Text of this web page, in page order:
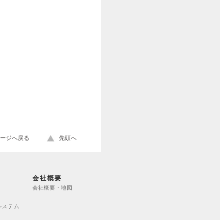
ジへ戻る 先頭へ
ステム
会社概要
会社概要・地図